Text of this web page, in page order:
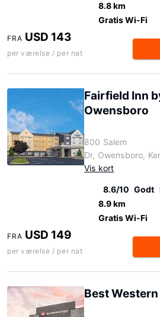
8.8 km
Gratis Wi-Fi
FRA USD 143
per værelse / per nat
Fairfield Inn
Owensboro
800 Salem
Dr, Owensboro,
Vis kort
8.6/10 Godt
8.9 km
Gratis Wi-Fi
FRA USD 149
per værelse / per nat
Best